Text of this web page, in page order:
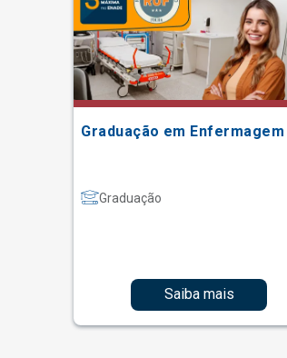
Graduação em Enfermagem
Graduação
Saiba mais